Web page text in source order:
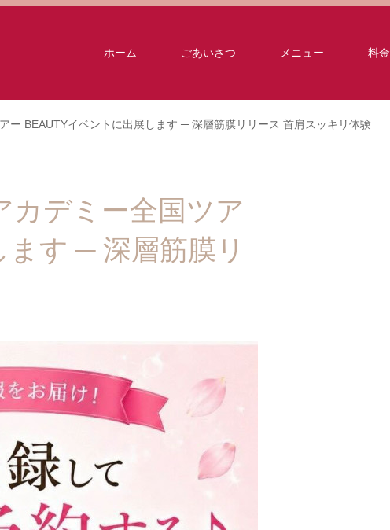
ホーム ごあいさつ メニュー 料金
ー BEAUTYイベントに出展します ─ 深層筋膜リリース 首肩スッキリ体験
カデミー全国ツア
す ─ 深層筋膜リ